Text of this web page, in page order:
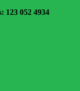
123 052 4934